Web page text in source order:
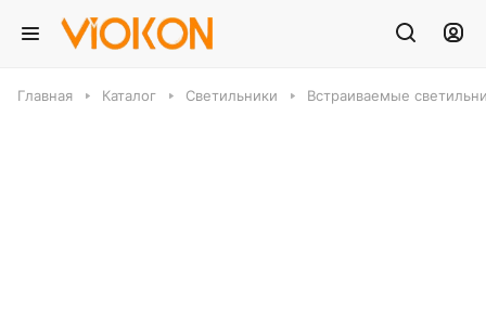
Главная Каталог Светильники Встраиваемые